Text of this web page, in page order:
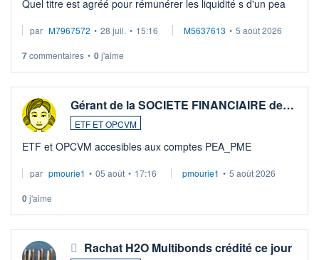
Quel titre est agréé pour rémunérer les liquidité s d'un pea
par M7967572 • 28 juil. • 15:16 M5637613 • 5 août 2026
7commentaires • 0j'aime
Gérant de la SOCIETE FINANCIAIRE de…
ETF ET OPCVM
ETF et OPCVM accesibles aux comptes PEA_PME
par pmourie1 • 05 août • 17:16 pmourie1 • 5 août 2026
0j'aime
Rachat H2O Multibonds crédité ce jour